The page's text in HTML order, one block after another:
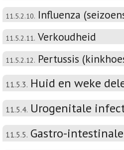
11.5.2.10. Influenza
11.5.2.11. Verkoudheid
11.5.2.12. Pertussis
11.5.3. Huid en weke
11.5.4. Urogenitale
11.5.5. Gastro-